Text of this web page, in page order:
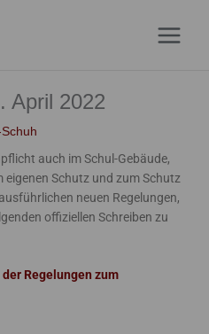
April 2022
auch im Schul-Gebäude,
eigenen Schutz und zum Schutz
neuen Regelungen,
offiziellen Schreiben zu
Regelungen zum